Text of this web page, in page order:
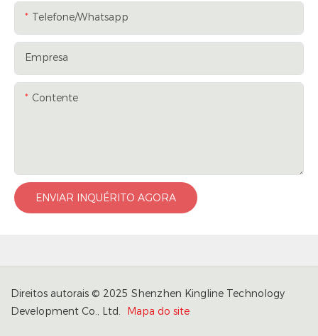
Telefone/whatsapp
Empresa
Contente
ENVIAR INQUÉRITO AGORA
Direitos autorais © 2025 Shenzhen Kingline Technology
Development Co., Ltd.
Mapa do site